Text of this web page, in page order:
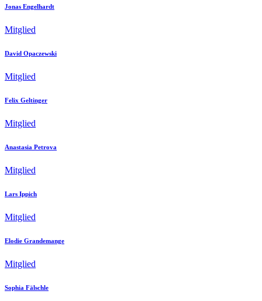
Jonas Engelhardt
Mitglied
David Opaczewski
Mitglied
Felix Geltinger
Mitglied
Anastasia Petrova
Mitglied
Lars Ippich
Mitglied
Elodie Grandemange
Mitglied
Sophia Fälschle